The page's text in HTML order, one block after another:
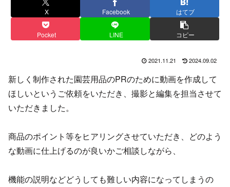
X Facebook はてブ
Pocket LINE コピー
2021.11.21 2024.09.02
新しく制作された園芸用品のPRのために動画を作成して
ほしいというご依頼をいただき、撮影と編集を担当させて
いただきました。
商品のポイント等をヒアリングさせていただき、どのよう
な動画に仕上げるのが良いかご相談しながら、
機能の説明などどうしても難しい内容になってしまうの